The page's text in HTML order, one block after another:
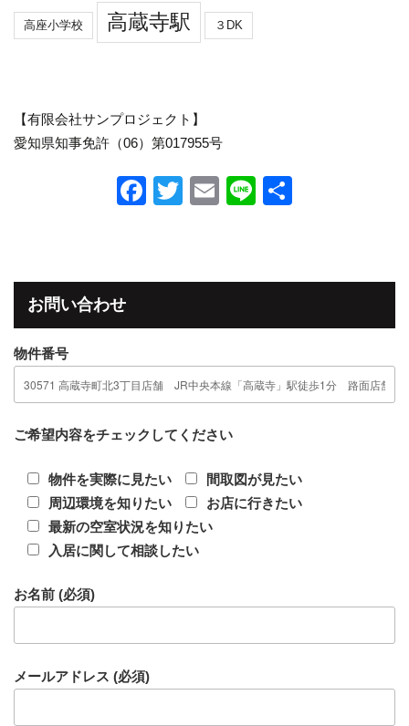
高座小学校 高蔵寺駅 ３DK
【有限会社サンプロジェクト】
愛知県知事免許（06）第017955号
F
e
o
o
k
T
er
E
Li
お問い合わせ
物件番号
ご希望内容をチェックしてください
物件を実際に見たい
間取図が見たい
周辺環境を知りたい
お店に行きたい
最新の空室状況を知りたい
入居に関して相談したい
お名前 (必須)
メールアドレス (必須)